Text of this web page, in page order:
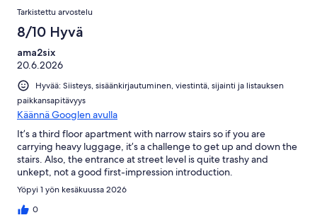
Tarkistettu arvostelu
8/10 Hyvä
ama2six
20.6.2026
Hyvää: Siisteys, sisäänkirjautuminen, viestintä, sijainti ja listauksen
paikkansapitävyys
Käännä Googlen avulla
It’s a third floor apartment with narrow stairs so if you are
carrying heavy luggage, it’s a challenge to get up and down the
stairs. Also, the entrance at street level is quite trashy and
unkept, not a good first-impression introduction.
Yöpyi 1 yön kesäkuussa 2026
0